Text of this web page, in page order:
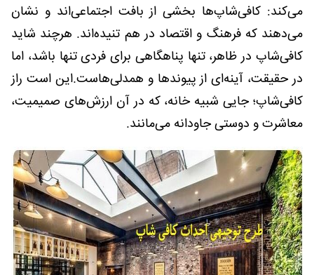
می‌کند: کافی‌شاپ‌ها بخشی از بافت اجتماعی‌اند و نشان
می‌دهند که فرهنگ و اقتصاد در هم تنیده‌اند. هرچند شاید
کافی‌شاپ در ظاهر، تنها پناهگاهی برای فردی تنها باشد، اما
در حقیقت، آینه‌ای از پیوندها و همدلی‌هاست.این است راز
کافی‌شاپ؛ جایی شبیه خانه، که در آن ارزش‌های صمیمیت،
معاشرت و دوستی جاودانه می‌مانند.